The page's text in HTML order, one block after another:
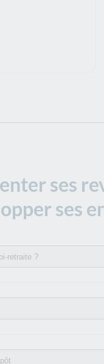
ses
ses
retraite ?